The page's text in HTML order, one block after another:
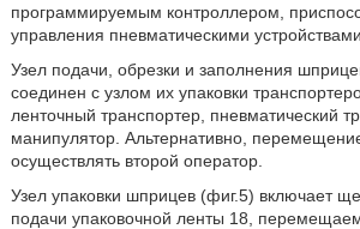
программируемым контроллером,
управления пневматическими устройствами.
Узел подачи, обрезки и заполнения
соединен с узлом их упаковки
ленточный транспортер, пневматический
манипулятор. Альтернативно,
осуществлять второй оператор.
Узел упаковки шприцев (фиг.5) включает
подачи упаковочной ленты 18,